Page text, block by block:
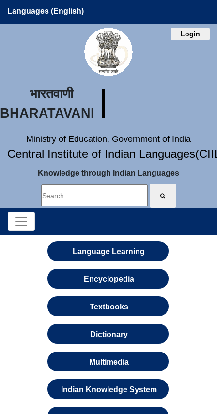
Languages (English)
Login
भारतवाणी
BHARATAVANI
Ministry of Education, Government of India
Central Institute of Indian
Knowledge through Indian Languages
Language Learning
Encyclopedia
Textbooks
Dictionary
Multimedia
Indian Knowledge System